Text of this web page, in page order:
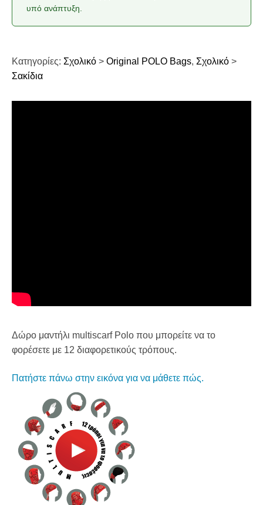
υπό ανάπτυξη.
Κατηγορίες: Σχολικό > Original POLO Bags, Σχολικό >
Σακίδια
Δώρο μαντήλι multiscarf Polo που μπορείτε να το
φορέσετε με 12 διαφορετικούς τρόπους.
Πατήστε πάνω στην εικόνα για να μάθετε πώς.